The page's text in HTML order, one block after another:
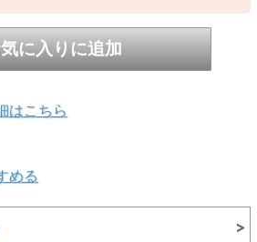
ることで、ファッション・カルチャーの領
ます。
をはじめ、多彩なシルエットのヘッドウ
グ、アクセサリーまで多彩なラインナップ
はこちら
める